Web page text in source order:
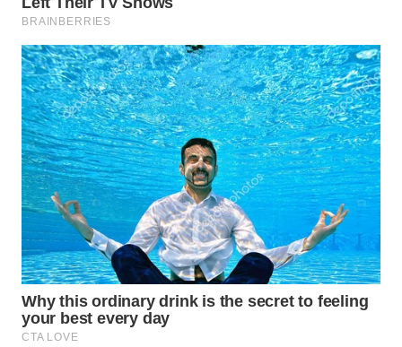
TIMUR
WN
SEMARANG
WN
SOLO
WN
BOROBUDUR
WN
MADURA
WN
SURABAYA